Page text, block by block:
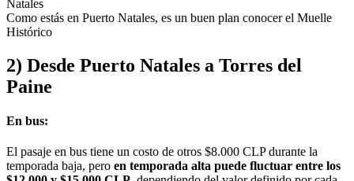
Como estás en Puerto Natales, es un buen plan conocer el Muelle
Histórico
2) Desde Puerto Natales a Torres del
Paine
En bus:
El pasaje en bus tiene un costo de otros $8.000 CLP durante la
temporada baja, pero en temporada alta puede fluctuar entre los